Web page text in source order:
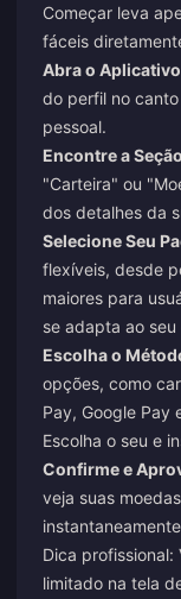
Começar leva
fáceis
Abra o Aplicativo
do perfil no
pessoal.
Encontre a
"Carteira" ou
dos detalhes da
Selecione Seu
flexíveis, desde
maiores para
se adapta ao seu
Escolha o
opções, como
Pay, Google Pay
Escolha o seu e
Confirme e
veja suas
Dica
limitado na tela